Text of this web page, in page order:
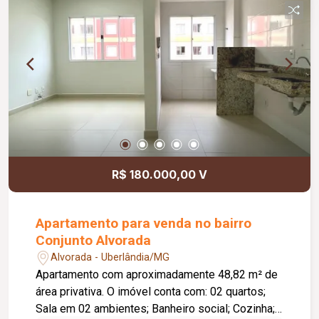
R$ 180.000,00 V
Apartamento para venda no bairro
Conjunto Alvorada
Alvorada - Uberlândia/MG
Apartamento com aproximadamente 48,82 m² de
área privativa. O imóvel conta com: 02 quartos;
Sala em 02 ambientes; Banheiro social; Cozinha;